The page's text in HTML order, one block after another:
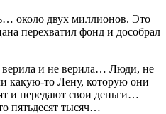
около двух миллионов. Это
перехватил фонд и дособрал
верила и не верила… Люди, не
какую-то Лену, которую они
и передают свои деньги…
пятьдесят тысяч…